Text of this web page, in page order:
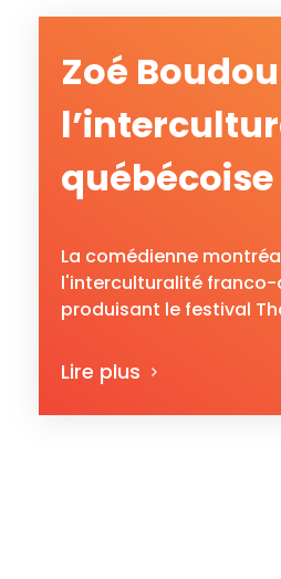
Zoé
La comédienne
l'interculturalité franco-
produisant le festival
Lire plus